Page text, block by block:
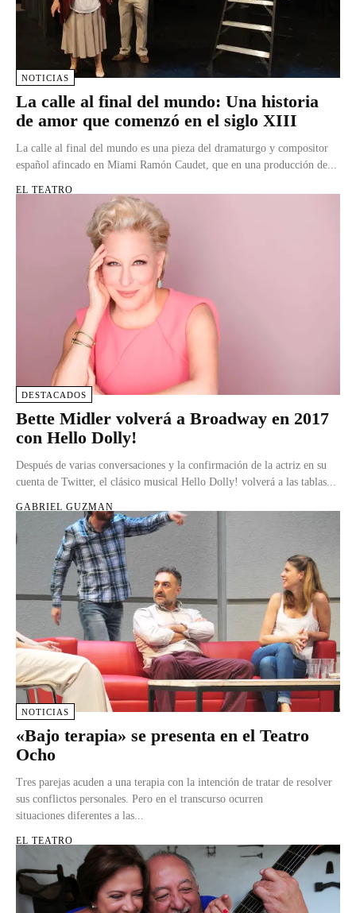
NOTICIAS
La calle al final del mundo: Una historia
de amor que comenzó en el siglo XIII
La calle al final del mundo es una pieza del dramaturgo y compositor
español afincado en Miami Ramón Caudet, que en una producción de...
EL TEATRO
DESTACADOS
Bette Midler volverá a Broadway en 2017
con Hello Dolly!
Después de varias conversaciones y la confirmación de la actriz en su
cuenta de Twitter, el clásico musical Hello Dolly! volverá a las tablas...
GABRIEL GUZMAN
NOTICIAS
«Bajo terapia» se presenta en el Teatro
Ocho
Tres parejas acuden a una terapia con la intención de tratar de resolver
sus conflictos personales. Pero en el transcurso ocurren
situaciones diferentes a las...
EL TEATRO